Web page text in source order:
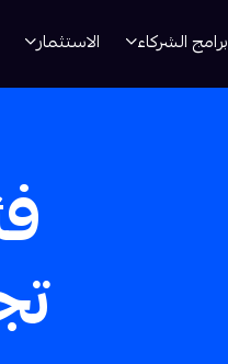
برامج الشركاء الاستثمار